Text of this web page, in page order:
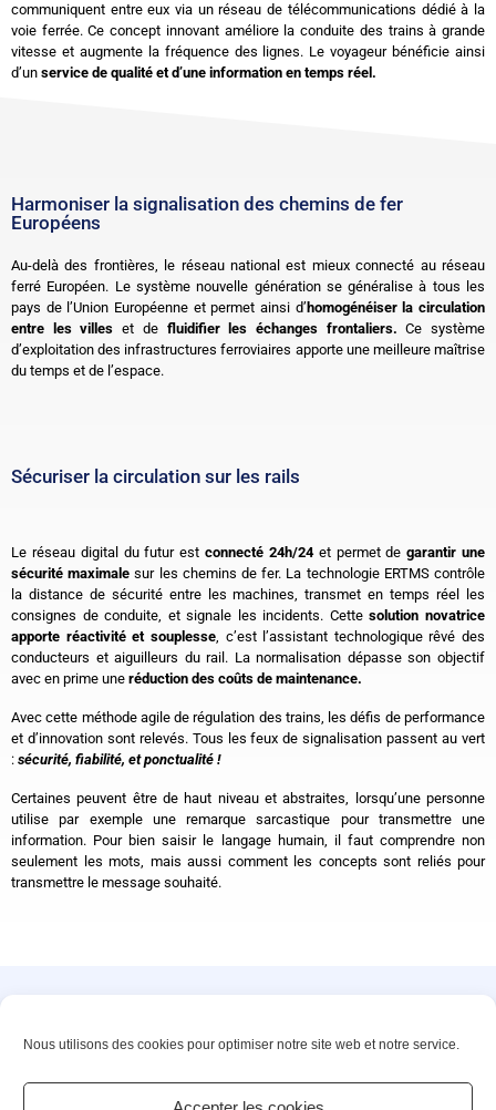
Nous utilisons des cookies pour optimiser notre site web et notre service.
communiquent entre eux via un réseau de télécommunications dédié à la
voie ferrée. Ce concept innovant améliore la conduite des trains à grande
vitesse et augmente la fréquence des lignes. Le voyageur bénéficie ainsi
d’un service de qualité et d’une information en temps réel.
Harmoniser la signalisation des chemins de fer
Européens
Au-delà des frontières, le réseau national est mieux connecté au réseau
ferré Européen. Le système nouvelle génération se généralise à tous les
pays de l’Union Européenne et permet ainsi d’ homogénéiser la circulation
entre les villes et defluidifier les échanges frontaliers.Ce système
d’exploitation des infrastructures ferroviaires apporte une meilleure maîtrise
du temps et de l’espace.
Sécuriser la circulation sur les rails
Le réseau digital du futur est connecté 24h/24et permet degarantir une
sécurité maximale sur les chemins de fer. La technologie ERTMS contrôle
la distance de sécurité entre les machines, transmet en temps réel les
consignes de conduite, et signale les incidents. Cettesolution novatrice
apporte réactivité et souplesse, c’est l’assistant technologique rêvé des
conducteurs et aiguilleurs du rail. La normalisation dépasse son objectif
avec en prime une réduction des coûts de maintenance.
Avec cette méthode agile de régulation des trains, les défis de performance
et d’innovation sont relevés. Tous les feux de signalisation passent au vert
: sécurité, fiabilité, et ponctualité !
Certaines peuvent être de haut niveau et abstraites, lorsqu’une personne
utilise par exemple une remarque sarcastique pour transmettre une
information. Pour bien saisir le langage humain, il faut comprendre non
seulement les mots, mais aussi comment les concepts sont reliés pour
transmettre le message souhaité.